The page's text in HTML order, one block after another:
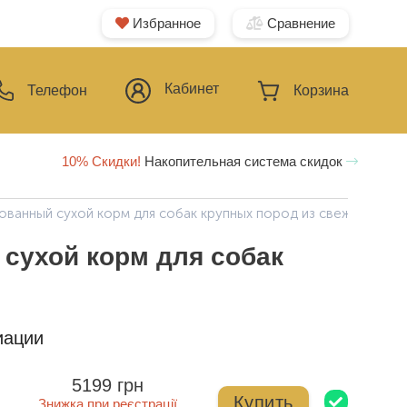
Избранное Сравнение
Телефон Кабинет Корзина
10% Скидки! Накопительная система скидок
сухой корм для собак крупных пород из свежего
корм для собак
5199 грн
Знижка при реєстрації
Купить